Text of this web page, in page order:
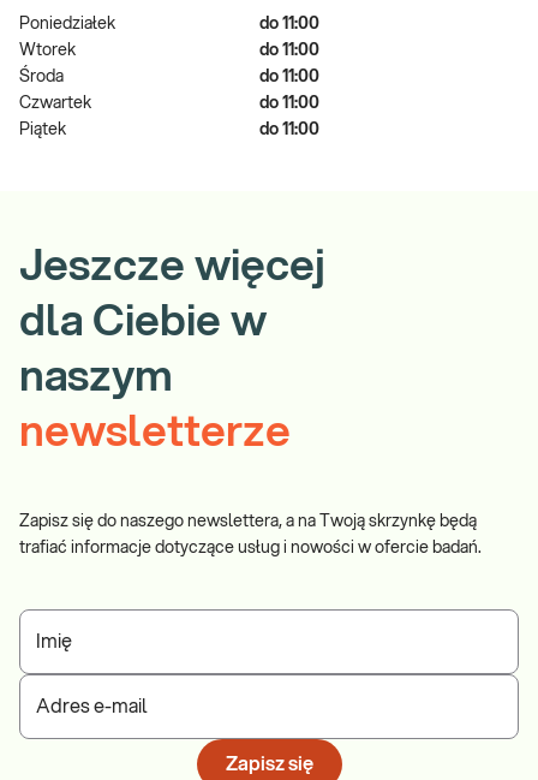
Poniedziałek
do 11:00
Wtorek
do 11:00
Środa
do 11:00
Czwartek
do 11:00
Piątek
do 11:00
Jeszcze więcej
dla Ciebie w
naszym
newsletterze
Zapisz się do naszego newslettera, a na Twoją skrzynkę będą
trafiać informacje dotyczące usług i nowości w ofercie badań.
Imię
Adres e-mail
Zapisz się